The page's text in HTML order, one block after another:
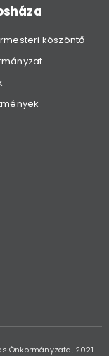
köszöntő
Önkormányzata, 2021.